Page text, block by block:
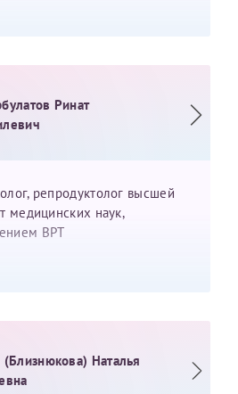
Ринат
репродуктолог высшей
медицинских наук,
ВРТ
(Близнюкова) Наталья
на передачу указанной мной
связи сети Интернет.